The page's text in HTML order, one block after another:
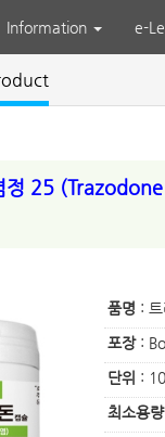
Information e-
정 25
품명 :
포장:
단위 :
최소용량